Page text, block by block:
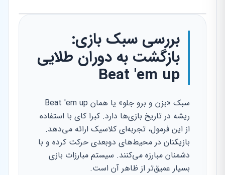
بررسی سبک بازی:
بازگشت به دوران طلایی
Beat 'em up
سبک «بزن و برو جلو» یا همان Beat 'em up
ریشه در تاریخ بازی‌ها دارد. کبرا کای با استفاده
از این فرمول، تجربه‌ای کلاسیک ارائه می‌دهد.
بازیکنان در محیط‌های دوبعدی حرکت کرده و با
دشمنان مبارزه می‌کنند. سیستم مبارزات بازی
بسیار عمیق‌تر از ظاهر آن است.